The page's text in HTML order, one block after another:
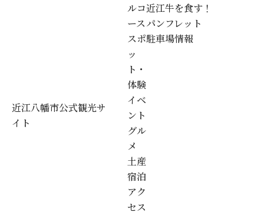
近江八幡市公式観光サ
イト
ルコ
ース
スポ
ッ
ト・
体験
イベ
ント
グル
メ
土産
宿泊
アク
セス
近江牛を食す！
パンフレット
駐車場情報